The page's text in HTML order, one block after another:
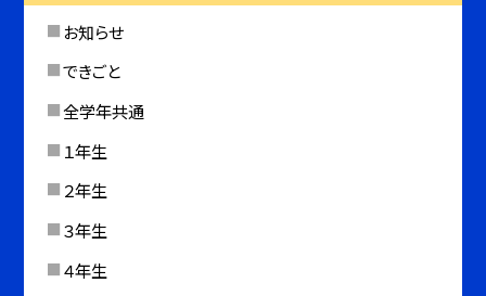
お知らせ
できごと
全学年共通
１年生
２年生
３年生
４年生